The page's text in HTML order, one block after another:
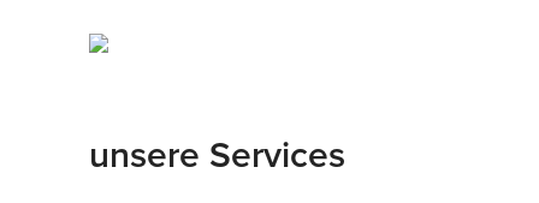
unsere Services